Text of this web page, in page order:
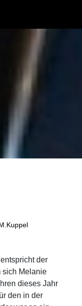
der
sich Melanie
dieses Jahr
den in der